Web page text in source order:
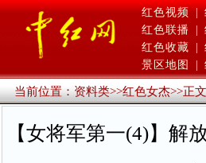
红色视频 |
红色联播
红色收藏
景区地图
当前位置：资料类>>红色女杰>>正文
【女将军第一(4)】